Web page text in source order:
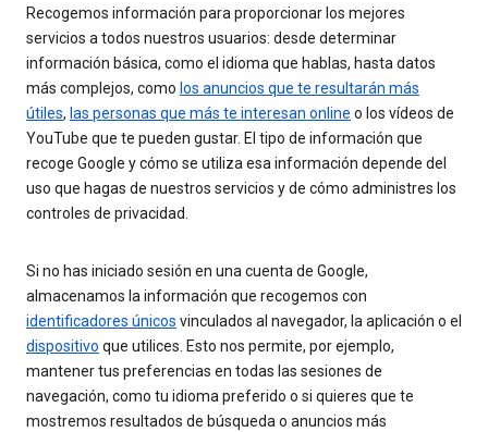
Recogemos información para proporcionar los mejores
servicios a todos nuestros usuarios: desde determinar
información básica, como el idioma que hablas, hasta datos
más complejos, como los anuncios que te resultarán más
útiles, las personas que más te interesan online o los vídeos de
YouTube que te pueden gustar. El tipo de información que
recoge Google y cómo se utiliza esa información depende del
uso que hagas de nuestros servicios y de cómo administres los
controles de privacidad.
Si no has iniciado sesión en una cuenta de Google,
almacenamos la información que recogemos con
identificadores únicos vinculados al navegador, la aplicación o el
dispositivo que utilices. Esto nos permite, por ejemplo,
mantener tus preferencias en todas las sesiones de
navegación, como tu idioma preferido o si quieres que te
mostremos resultados de búsqueda o anuncios más